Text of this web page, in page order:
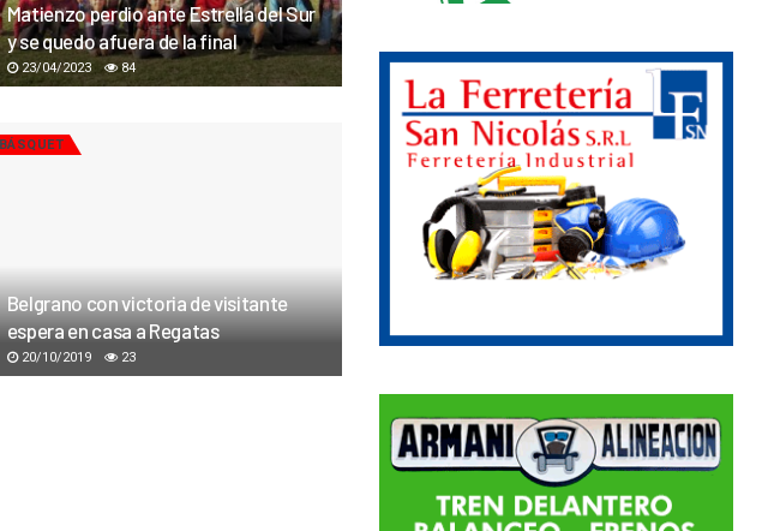
Matienzo perdio ante Estrella del Sur
y se quedo afuera de la final
23/04/2023 84
BÁSQUET
Belgrano con victoria de visitante
espera en casa a Regatas
20/10/2019 23